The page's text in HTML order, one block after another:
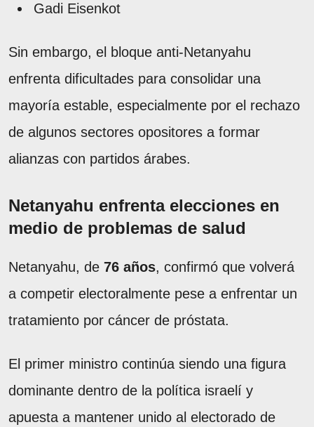
Gadi Eisenkot
Sin embargo, el bloque anti-Netanyahu
enfrenta dificultades para consolidar una
mayoría estable, especialmente por el rechazo
de algunos sectores opositores a formar
alianzas con partidos árabes.
Netanyahu enfrenta elecciones en
medio de problemas de salud
Netanyahu, de 76 años, confirmó que volverá
a competir electoralmente pese a enfrentar un
tratamiento por cáncer de próstata.
El primer ministro continúa siendo una figura
dominante dentro de la política israelí y
apuesta a mantener unido al electorado de